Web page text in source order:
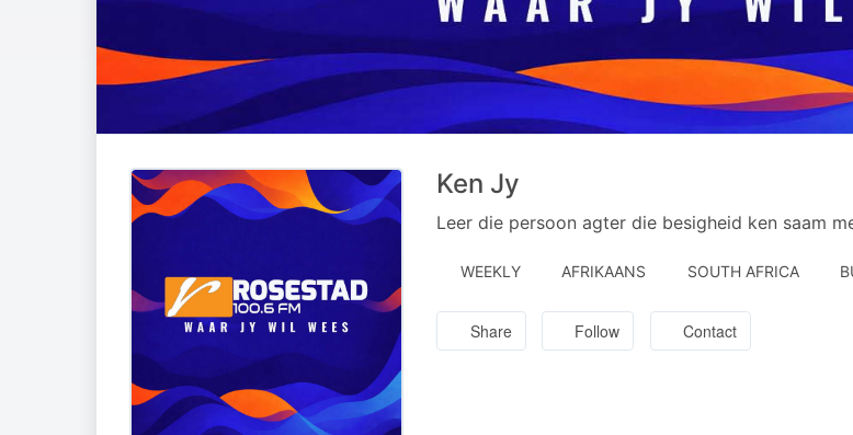
Ken Jy
Leer die persoon agter die besigheid ken saam
WEEKLY AFRIKAANS SOUTH AFRICA
Share Follow Contact